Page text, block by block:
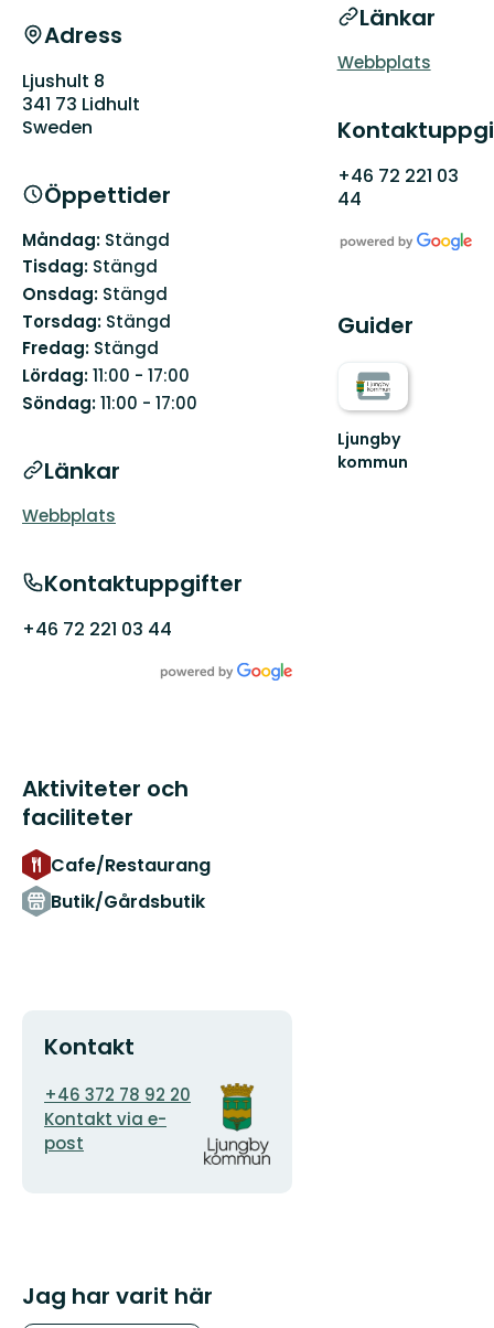
Adress
Ljushult 8
341 73 Lidhult
Sweden
Öppettider
Måndag: Stängd
Tisdag: Stängd
Onsdag: Stängd
Torsdag: Stängd
Fredag: Stängd
Lördag:11:00 - 17:00
Söndag:11:00 - 17:00
Länkar
Webbplats
Kontaktuppgifter
+46 72 221 03 44
Aktiviteter och
faciliteter
Cafe/Restaurang
Butik/Gårdsbutik
Kontakt
E-
postadress
+46 372 78 92 20
Kontakt via e-
post
Organisationens
logotyp
Jag har varit här
Länkar
Webbplats
+46 72 221 03
44
Guider
Ljungby
kommun